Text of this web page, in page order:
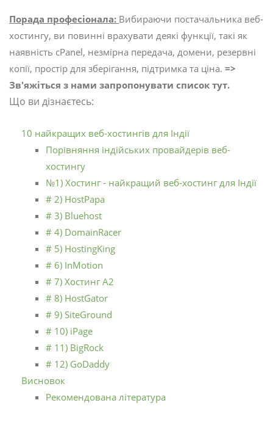
Порада професіонала: Вибираючи постачальника веб-
хостингу, ви повинні врахувати деякі функції, такі як
наявність cPanel, незмірна передача, домени, резервні
копії, простір для зберігання, підтримка та ціна. =>
Зв'яжіться з нами запропонувати список тут.
Що ви дізнаєтесь:
10 найкращих веб-хостингів для Індії
Порівняння індійських провайдерів веб-
хостингу
№1) Хостинг - найкращий веб-хостинг для Індії
# 2) HostPapa
# 3) Bluehost
# 4) DomainRacer
# 5) HostingKing
# 6) InMotion
# 7) Хостинг A2
# 8) HostGator
# 9) SiteGround
# 10) iPage
# 11) BigRock
# 12) GoDaddy
Висновок
Рекомендована література